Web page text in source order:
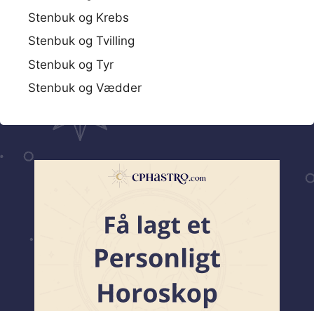
Stenbuk og Krebs
Stenbuk og Tvilling
Stenbuk og Tyr
Stenbuk og Vædder